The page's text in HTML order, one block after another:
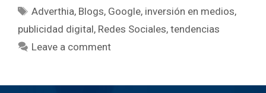
Adverthia, Blogs, Google, inversión en medios,
publicidad digital, Redes Sociales, tendencias
Leave a comment